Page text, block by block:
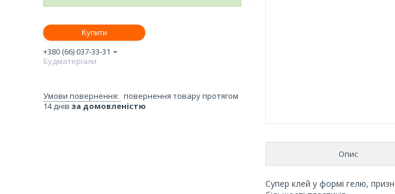
Опис
Супер клей у формі гелю,
Купити
+380 (66) 037-33-31
Будматеріали
повернення товару протягом
14 днів за домовленістю